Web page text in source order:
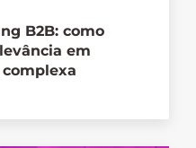
B2B: como
em